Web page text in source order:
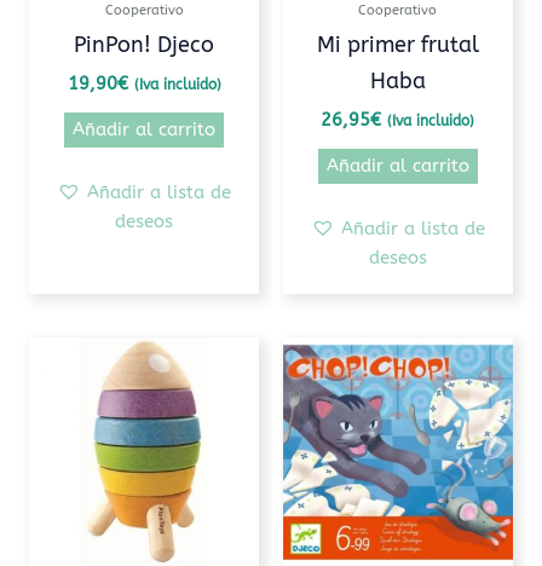
Cooperativo
PinPon! Djeco
19,90€ (Iva incluido)
Añadir al carrito
Añadir a lista de
deseos
Cooperativo
Mi primer frutal
Haba
26,95€ (Iva incluido)
Añadir al carrito
Añadir a lista de
deseos